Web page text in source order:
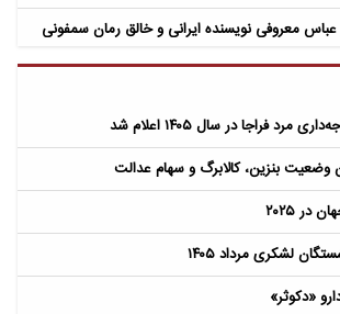
عباس معروفی نویسنده ایرانی و خالق رمان سمفونی
فراجا در سال ۱۴۰۵ اعلام شد
وضعیت بنزین، کالابرگ و سهام عدالت
لشکری مرداد ۱۴۰۵